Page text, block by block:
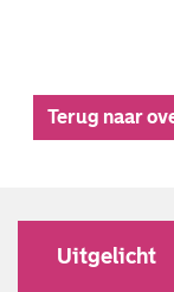
Terug naar
Uitgelicht